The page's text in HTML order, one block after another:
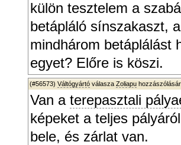
külön tesztelem a
betápláló sínszakaszt,
mindhárom betáplálást
egyet? Előre is köszi.
(#56573) Váltógyártó válasza Zoliapu
Van a terepasztali
képeket a teljes
bele, és zárlat van.